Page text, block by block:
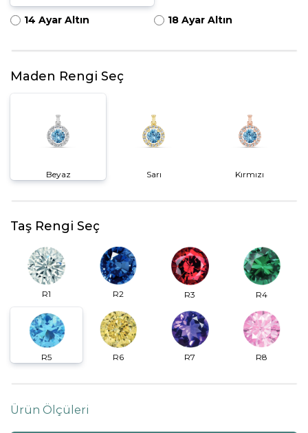
14 Ayar Altın 18 Ayar Altın
Maden Rengi Seç
Beyaz Sarı Kırmızı
Taş Rengi Seç
R1 R2 R3 R4
R5 R6 R7 R8
Ürün Ölçüleri